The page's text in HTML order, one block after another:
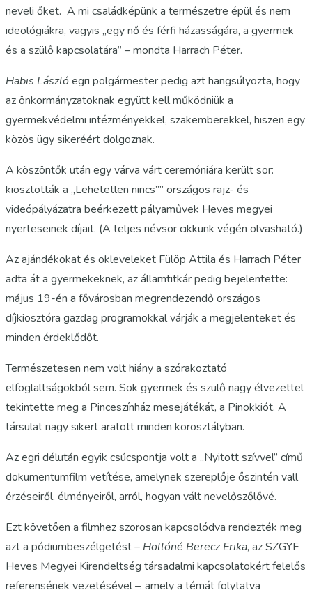
neveli őket. A mi családképünk a természetre épül és nem
ideológiákra, vagyis „egy nő és férfi házasságára, a gyermek
és a szülő kapcsolatára” – mondta Harrach Péter.
Habis Lászlóegri polgármester pedig azt hangsúlyozta, hogy
az önkormányzatoknak együtt kell működniük a
gyermekvédelmi intézményekkel, szakemberekkel, hiszen egy
közös ügy sikeréért dolgoznak.
A köszöntők után egy várva várt ceremóniára került sor:
kiosztották a „Lehetetlen nincs”” országos rajz- és
videópályázatra beérkezett pályaművek Heves megyei
nyerteseinek díjait. (A teljes névsor cikkünk végén olvasható.)
Az ajándékokat és okleveleket Fülöp Attila és Harrach Péter
adta át a gyermekeknek, az államtitkár pedig bejelentette:
május 19-én a fővárosban megrendezendő országos
díjkiosztóra gazdag programokkal várják a megjelenteket és
minden érdeklődőt.
Természetesen nem volt hiány a szórakoztató
elfoglaltságokból sem. Sok gyermek és szülő nagy élvezettel
tekintette meg a Pinceszínház mesejátékát, a Pinokkiót. A
társulat nagy sikert aratott minden korosztályban.
Az egri délután egyik csúcspontja volt a „Nyitott szívvel” című
dokumentumfilm vetítése, amelynek szereplője őszintén vall
érzéseiről, élményeiről, arról, hogyan vált nevelőszőlővé.
Ezt követően a filmhez szorosan kapcsolódva rendezték meg
azt a pódiumbeszélgetést – Hollóné Berecz Erika, az SZGYF
Heves Megyei Kirendeltség társadalmi kapcsolatokért felelős
referensének vezetésével –, amely a témát folytatva